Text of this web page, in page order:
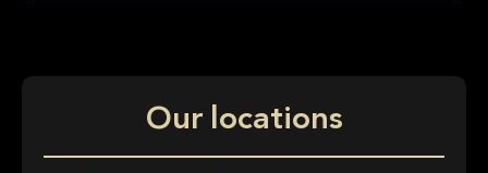
Our locations